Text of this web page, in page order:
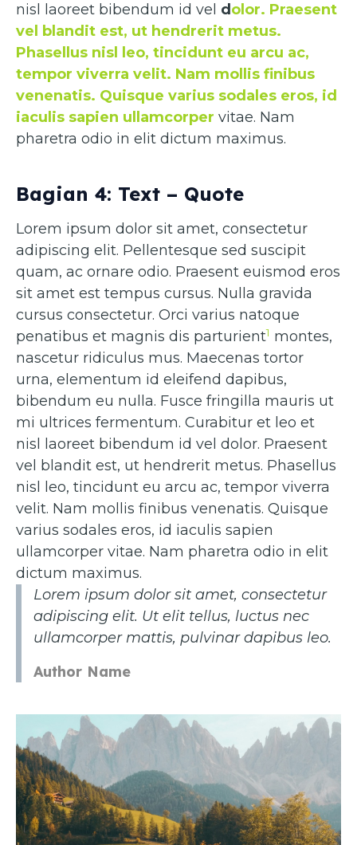
nisl laoreet bibendum id vel dolor. Praesent
vel blandit est, ut hendrerit metus.
Phasellus nisl leo, tincidunt eu arcu ac,
tempor viverra velit. Nam mollis finibus
venenatis. Quisque varius sodales eros, id
iaculis sapien ullamcorper vitae. Nam
pharetra odio in elit dictum maximus.
Bagian 4: Text – Quote
Lorem ipsum dolor sit amet, consectetur
adipiscing elit. Pellentesque sed suscipit
quam, ac ornare odio. Praesent euismod eros
sit amet est tempus cursus. Nulla gravida
cursus consectetur. Orci varius natoque
penatibus et magnis dis parturient1 montes,
nascetur ridiculus mus. Maecenas tortor
urna, elementum id eleifend dapibus,
bibendum eu nulla. Fusce fringilla mauris ut
mi ultrices fermentum. Curabitur et leo et
nisl laoreet bibendum id vel dolor. Praesent
vel blandit est, ut hendrerit metus. Phasellus
nisl leo, tincidunt eu arcu ac, tempor viverra
velit. Nam mollis finibus venenatis. Quisque
varius sodales eros, id iaculis sapien
ullamcorper vitae. Nam pharetra odio in elit
dictum maximus.
Lorem ipsum dolor sit amet, consectetur
adipiscing elit. Ut elit tellus, luctus nec
ullamcorper mattis, pulvinar dapibus leo.
Author Name